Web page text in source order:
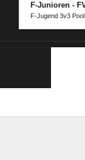
F-Junioren -
F-Jugend 3v3